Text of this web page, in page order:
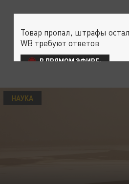
НАУКА
Товар пропал, штрафы
WB требуют ответов
В ПРЯМОМ ЭФИРЕ: